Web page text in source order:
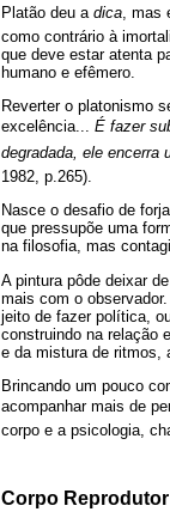
Platão deu a dica ,
como contrário à
que deve estar atenta
humano e efêmero.
Reverter o platonismo
excelência... É fazer
degradada, ele encerra
1982, p.265).
Nasce o desafio de
que pressupõe uma
na filosofia, mas
A pintura pôde deixar
mais com o
jeito de fazer política,
construindo na relação
e da mistura de ritmos,
Brincando um pouco
acompanhar mais de
corpo e a psicologia,
Corpo